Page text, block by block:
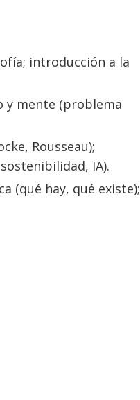
introducción a la
y mente (problema
Rousseau);
IA).
(qué hay, qué existe);